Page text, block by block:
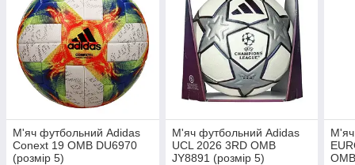
М'яч футбольний Adidas
Conext 19 OMB DU6970
(розмір 5)
М'яч футбольний Adidas
UCL 2026 3RD OMB
JY8891 (розмір 5)
М'яч